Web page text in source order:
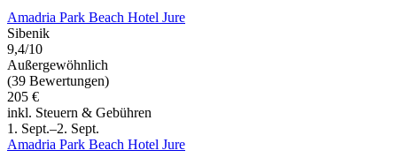
Amadria Park Beach Hotel Jure
Sibenik
9,4/10
Außergewöhnlich
(39 Bewertungen)
205 €
inkl. Steuern & Gebühren
1. Sept.–2. Sept.
Amadria Park Beach Hotel Jure